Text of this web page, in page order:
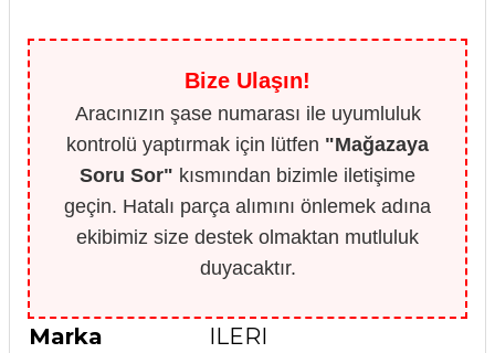
Bize Ulaşın!
Aracınızın şase numarası ile uyumluluk
kontrolü yaptırmak için lütfen "Mağazaya
Soru Sor" kısmından bizimle iletişime
geçin. Hatalı parça alımını önlemek adına
ekibimiz size destek olmaktan mutluluk
duyacaktır.
Marka
ILERI